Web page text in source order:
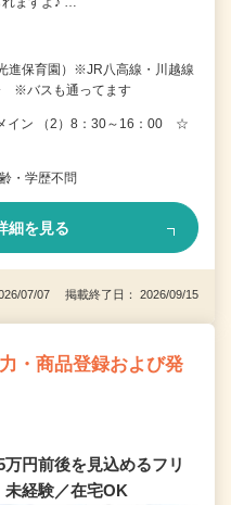
進保育園）※JR八高線・川越線
※バスも通ってます
イン （2）8：30～16：00 ☆
・学歴不問
細を見る
07/07 掲載終了日： 2026/09/15
・商品登録および発
万円前後を見込めるフリ
未経験／在宅OK